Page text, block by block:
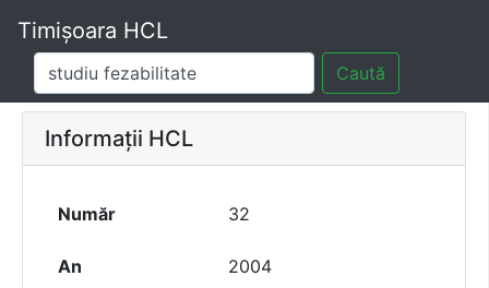
Timișoara HCL
Caută
Informații HCL
Număr 32
An 2004